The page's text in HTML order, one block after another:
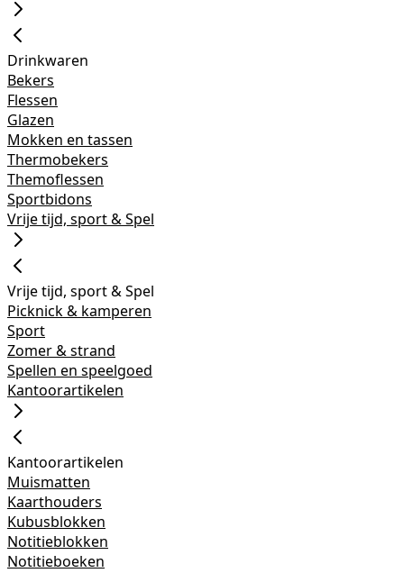
Drinkwaren
Bekers
Flessen
Glazen
Mokken en tassen
Thermobekers
Themoflessen
Sportbidons
Vrije tijd, sport & Spel
Vrije tijd, sport & Spel
Picknick & kamperen
Sport
Zomer & strand
Spellen en speelgoed
Kantoorartikelen
Kantoorartikelen
Muismatten
Kaarthouders
Kubusblokken
Notitieblokken
Notitieboeken